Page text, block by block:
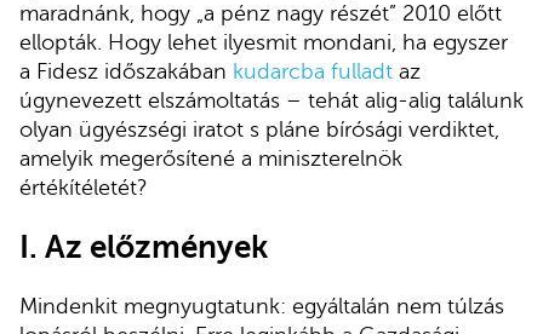
maradnánk, hogy „a pénz nagy részét” 2010 előtt
ellopták. Hogy lehet ilyesmit mondani, ha egyszer
a Fidesz időszakában kudarcba fulladt az
úgynevezett elszámoltatás – tehát alig-alig találunk
olyan ügyészségi iratot s pláne bírósági verdiktet,
amelyik megerősítené a miniszterelnök
értékítéletét?
I. Az előzmények
Mindenkit megnyugtatunk: egyáltalán nem túlzás